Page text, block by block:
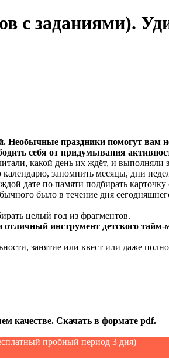
с заданиями).
праздники помогут вам
себя от придумывания
какой день их ждёт, и выполняли
календарю, запомнить месяцы, дни
дате по памяти подбирать карточку
было в течение дня
целый год из фрагментов.
отличный инструмент детского
занятие или квест или даже
качестве. Скачать в формате pdf.
пробный период 3 дня)